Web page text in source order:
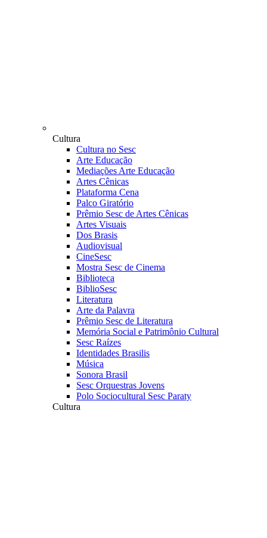
Cultura
Cultura no Sesc
Arte Educação
Mediações Arte Educação
Artes Cênicas
Plataforma Cena
Palco Giratório
Prêmio Sesc de Artes Cênicas
Artes Visuais
Dos Brasis
Audiovisual
CineSesc
Mostra Sesc de Cinema
Biblioteca
BiblioSesc
Literatura
Arte da Palavra
Prêmio Sesc de Literatura
Memória Social e Patrimônio Cultural
Sesc Raízes
Identidades Brasilis
Música
Sonora Brasil
Sesc Orquestras Jovens
Polo Sociocultural Sesc Paraty
Cultura